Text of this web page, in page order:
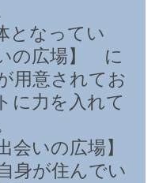
となってい
の広場】 に
用意されてお
に力を入れて
会いの広場】
身が住んでい